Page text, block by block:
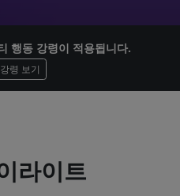
행동 강령이 적용됩니다.
령 보기
라이트